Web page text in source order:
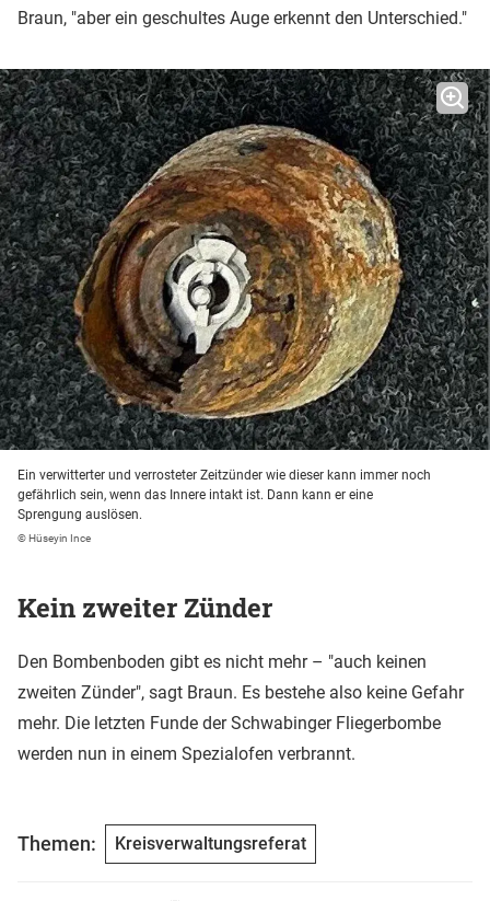
Braun, "aber ein geschultes Auge erkennt den Unterschied."
Ein verwitterter und verrosteter Zeitzünder wie dieser kann immer noch
gefährlich sein, wenn das Innere intakt ist. Dann kann er eine
Sprengung auslösen.
© Hüseyin Ince
Kein zweiter Zünder
Den Bombenboden gibt es nicht mehr – "auch keinen
zweiten Zünder", sagt Braun. Es bestehe also keine Gefahr
mehr. Die letzten Funde der Schwabinger Fliegerbombe
werden nun in einem Spezialofen verbrannt.
Themen: Kreisverwaltungsreferat